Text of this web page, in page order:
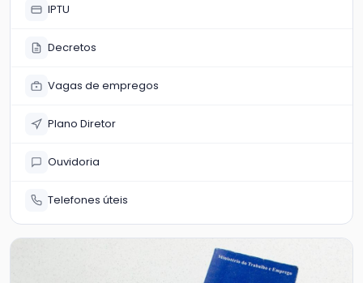
IPTU
Decretos
Vagas de empregos
Plano Diretor
Ouvidoria
Telefones úteis